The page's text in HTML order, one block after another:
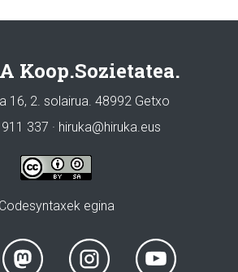
Koop.Sozietatea.
16, 2. solairua. 48992 Getxo
337 · hiruka@hiruka.eus
Codesyntaxek egina